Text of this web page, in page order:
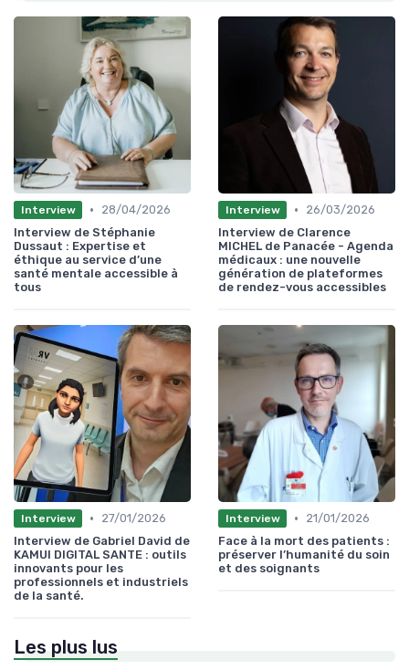
Interview •
28/04/2026
Interview de Stéphanie
Dussaut : Expertise et
éthique au service d’une
santé mentale accessible à
tous
Interview •
26/03/2026
Interview de Clarence
MICHEL de Panacée - Agenda
médicaux : une nouvelle
génération de plateformes
de rendez-vous accessibles
Interview •
27/01/2026
Interview de Gabriel David de
KAMUI DIGITAL SANTE : outils
innovants pour les
professionnels et industriels
de la santé.
Interview •
21/01/2026
Face à la mort des patients :
préserver l’humanité du soin
et des soignants
Les plus lus